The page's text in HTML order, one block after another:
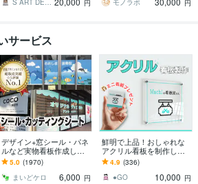
S ART DESIGN
円
モノラボ
円
サービス
デザイン+窓シール・パネ
ルなど実物看板作成しま
す 1800件実績｜窓シール
等の看板制作｜持込デー
タOK
5.0 (1970)
まいどケロ
6,000 円
鮮明で上品！おしゃれな
アクリル看板を制作しま
す フルカラーで美しい看
板＆ミニ看板のセット！
送料無料！
4.9 (336)
●GO
10,000 円